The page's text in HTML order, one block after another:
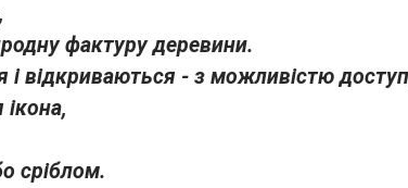
фактуру деревини.
відкриваються - з можливістю
сріблом.